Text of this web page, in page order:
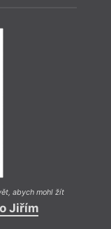
abych mohl žít
Jiřím